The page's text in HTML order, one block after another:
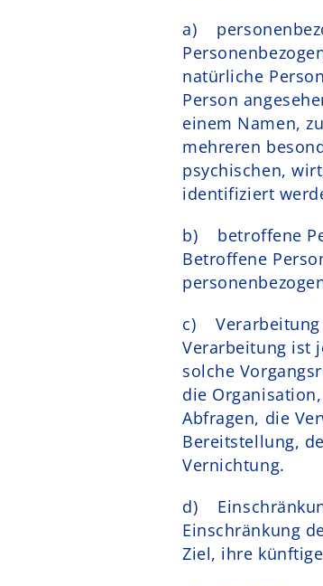
a)
natürliche
Person
einem Namen,
mehreren
psychischen,
identifiziert
b) betroffene
Betroffene
c) Verarbeitung
Verarbeitung ist
solche
die
Abfragen, die
Bereitstellung,
Vernichtung.
d)
Einschränkung
Ziel, ihre